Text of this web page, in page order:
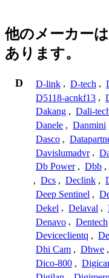
他のメーカー
あります。
D D-link , D-tech ,
D5118-acnkf13 ,
Dakang , Dali-
Danele , Danmini
Dasco ,
Davislumadvr ,
Db Power , Dbb ,
, Dcs , Declink ,
Deep Sentinel ,
Dekel , Delaval ,
Denavo , Dentech
Deviceclientq ,
Dhi Cam , Dhwe ,
Dico-800 ,